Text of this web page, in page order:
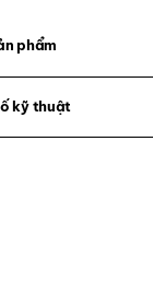
phẩm
kỹ thuật